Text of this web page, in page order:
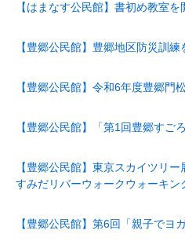
【はまなす公民館】書初め教室
【豊郷公民館】豊郷地区防災訓練
【豊郷公民館】令和6年度豊郷門
【豊郷公民館】「第1回豊郷すご
【豊郷公民館】東京スカイツリ
すみだリバーウォークウォーキン
【豊郷公民館】第6回「親子でヨ